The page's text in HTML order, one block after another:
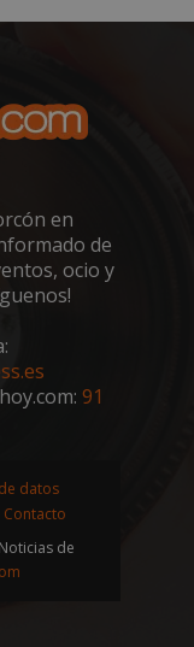
en
de
ocio y
91
datos
Contacto
de
Inc.